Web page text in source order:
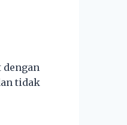
dengan
tidak